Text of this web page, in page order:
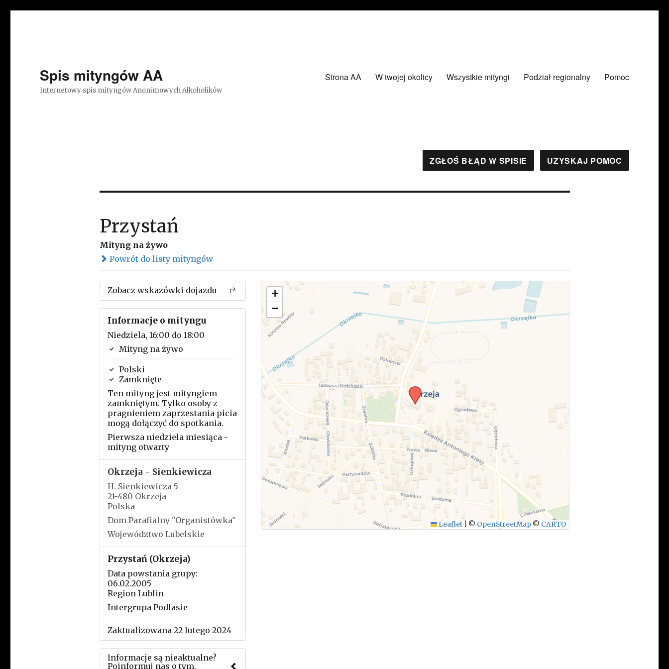
Spis mityngów AA
Internetowy spis mityngów Anonimowych Alkoholików
Strona AA W twojej okolicy Wszystkie mityngi Podział regionalny Pomoc
ZGŁOŚ BŁĄD W SPISIE UZYSKAJ POMOC
Przystań
Mityng na żywo
Powrót do listy mityngów
Zobacz wskazówki dojazdu
Informacje o mityngu
Niedziela, 16:00 do 18:00
Mityng na żywo
Polski
Zamknięte
Ten mityng jest mityngiem
zamkniętym. Tylko osoby z
pragnieniem zaprzestania picia
mogą dołączyć do spotkania.
Pierwsza niedziela miesiąca -
mityng otwarty
Okrzeja - Sienkiewicza
H. Sienkiewicza 5
21-480 Okrzeja
Polska
Dom Parafialny "Organistówka"
Województwo Lubelskie
Przystań (Okrzeja)
Data powstania grupy:
06.02.2005
Region Lublin
Intergrupa Podlasie
Zaktualizowana 22 lutego 2024
Informacje są nieaktualne?
Poinformuj nas o tym.
+
−
Leaflet © OpenStreetMap © CARTO